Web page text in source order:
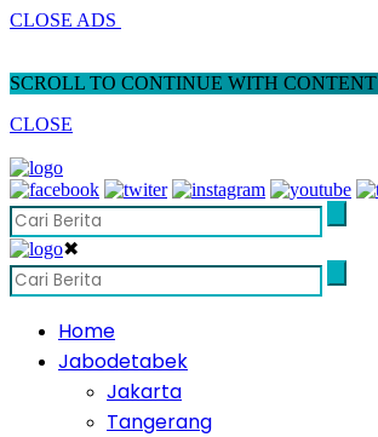
CLOSE ADS
SCROLL TO CONTINUE WITH CONTENT
CLOSE
✖
Home
Jabodetabek
Jakarta
Tangerang